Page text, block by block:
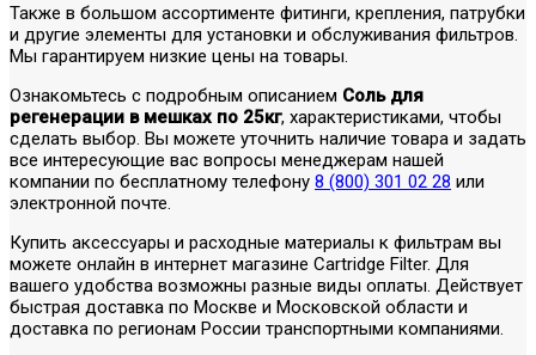
Также в большом ассортименте фитинги, крепления, патрубки
и другие элементы для установки и обслуживания фильтров.
Мы гарантируем низкие цены на товары.
Ознакомьтесь с подробным описанием Соль для
регенерации в мешках по 25кг, характеристиками, чтобы
сделать выбор. Вы можете уточнить наличие товара и задать
все интересующие вас вопросы менеджерам нашей
компании по бесплатному телефону 8 (800) 301 02 28 или
электронной почте.
Купить аксессуары и расходные материалы к фильтрам вы
можете онлайн в интернет магазине Cartridge Filter. Для
вашего удобства возможны разные виды оплаты. Действует
быстрая доставка по Москве и Московской области и
доставка по регионам России транспортными компаниями.